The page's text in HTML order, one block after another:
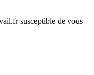
susceptible de vous